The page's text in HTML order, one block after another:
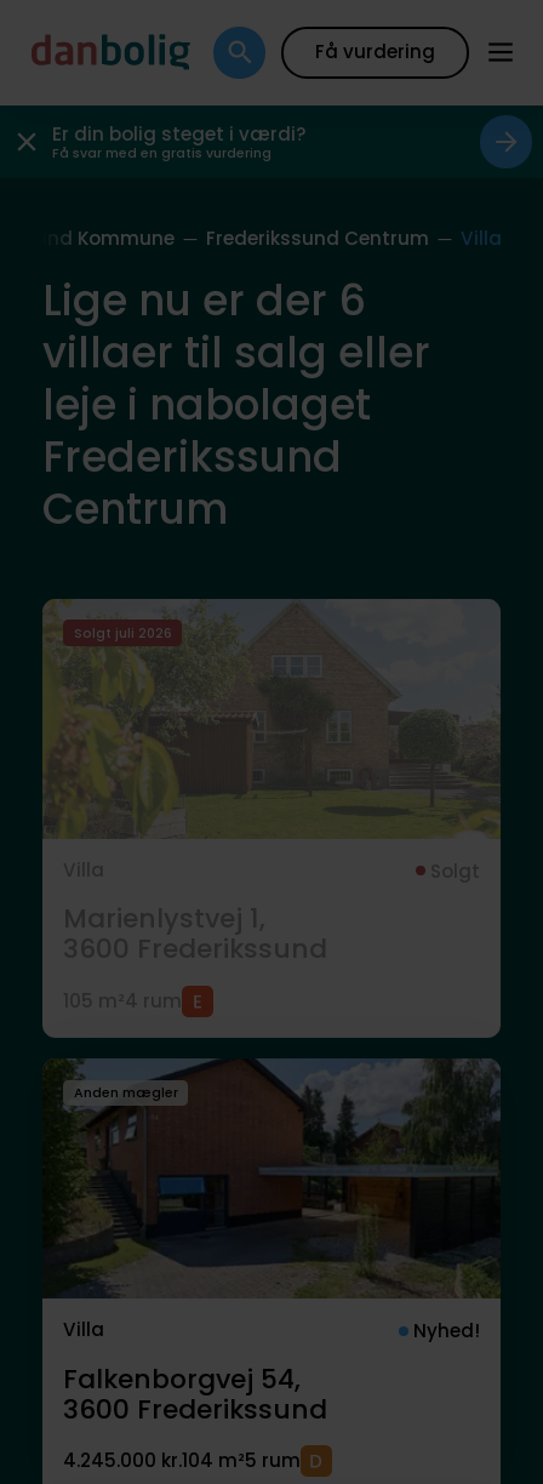
Få vurdering
Er din bolig steget i værdi?
Få svar med en gratis vurdering
Kommune Frederikssund Centrum Villa
Lige nu er der 6
villaer til salg eller
leje i nabolaget
Frederikssund
Centrum
Solgt juli 2026
Anden mægler
Villa Nyhed!
Falkenborgvej 54,
3600 Frederikssund
4.245.000 kr.104 m²5 rum